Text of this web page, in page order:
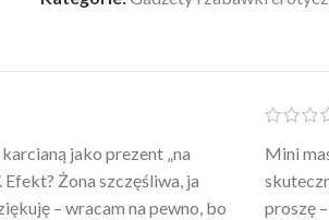
to sztos – lekki, chłodny, a
butiku. Noszę
mężem.
świetny